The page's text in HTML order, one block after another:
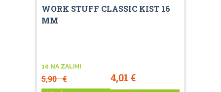
WORK STUFF CLASSIC KIST 16
MM
10 NA ZALIHI
5,90€ 4,01 €